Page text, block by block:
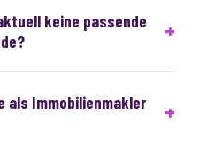
keine passende
als Immobilienmakler